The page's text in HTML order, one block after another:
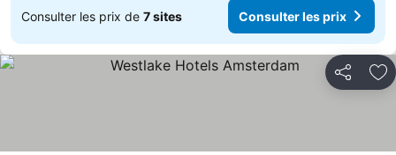
Consulter les prix de 7 sites Consulter les prix
Partager